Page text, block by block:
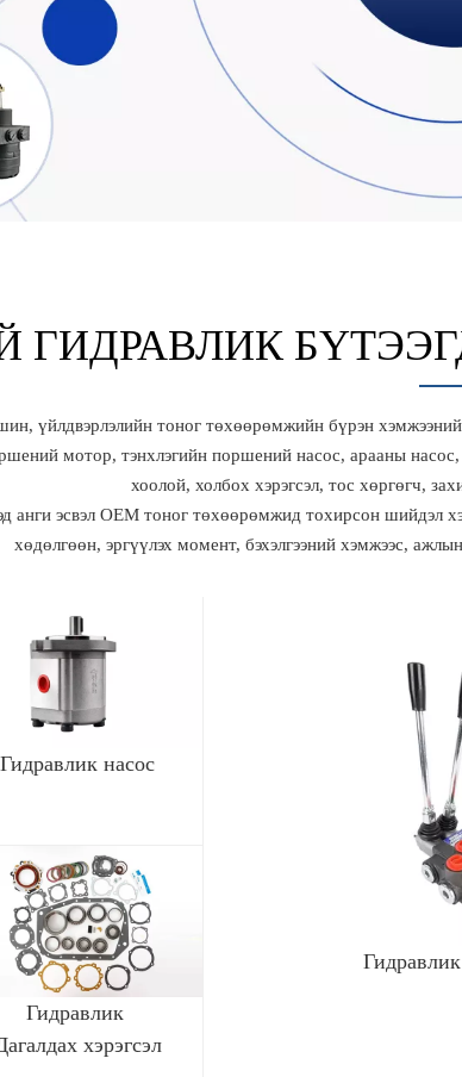
ГИДРАВЛИК
үйлдвэрлэлийн тоног төхөөрөмжийн бүрэн
мотор, тэнхлэгийн поршений насос, арааны
хоолой, холбох хэрэгсэл, тос хөргөгч,
анги эсвэл OEM тоног төхөөрөмжид тохирсон шийдэл
хөдөлгөөн, эргүүлэх момент, бэхэлгээний хэмжээс,
Гидравлик насос
Гидравлик
хэрэгсэл